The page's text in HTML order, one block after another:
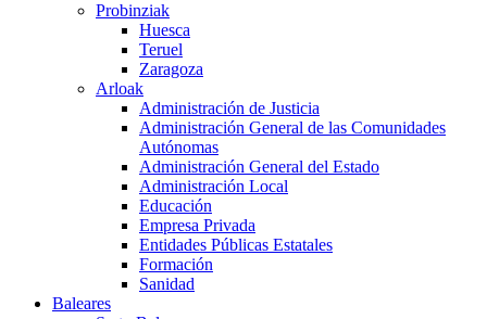
Probinziak
Huesca
Teruel
Zaragoza
Arloak
Administración de Justicia
Administración General de las Comunidades
Autónomas
Administración General del Estado
Administración Local
Educación
Empresa Privada
Entidades Públicas Estatales
Formación
Sanidad
Baleares